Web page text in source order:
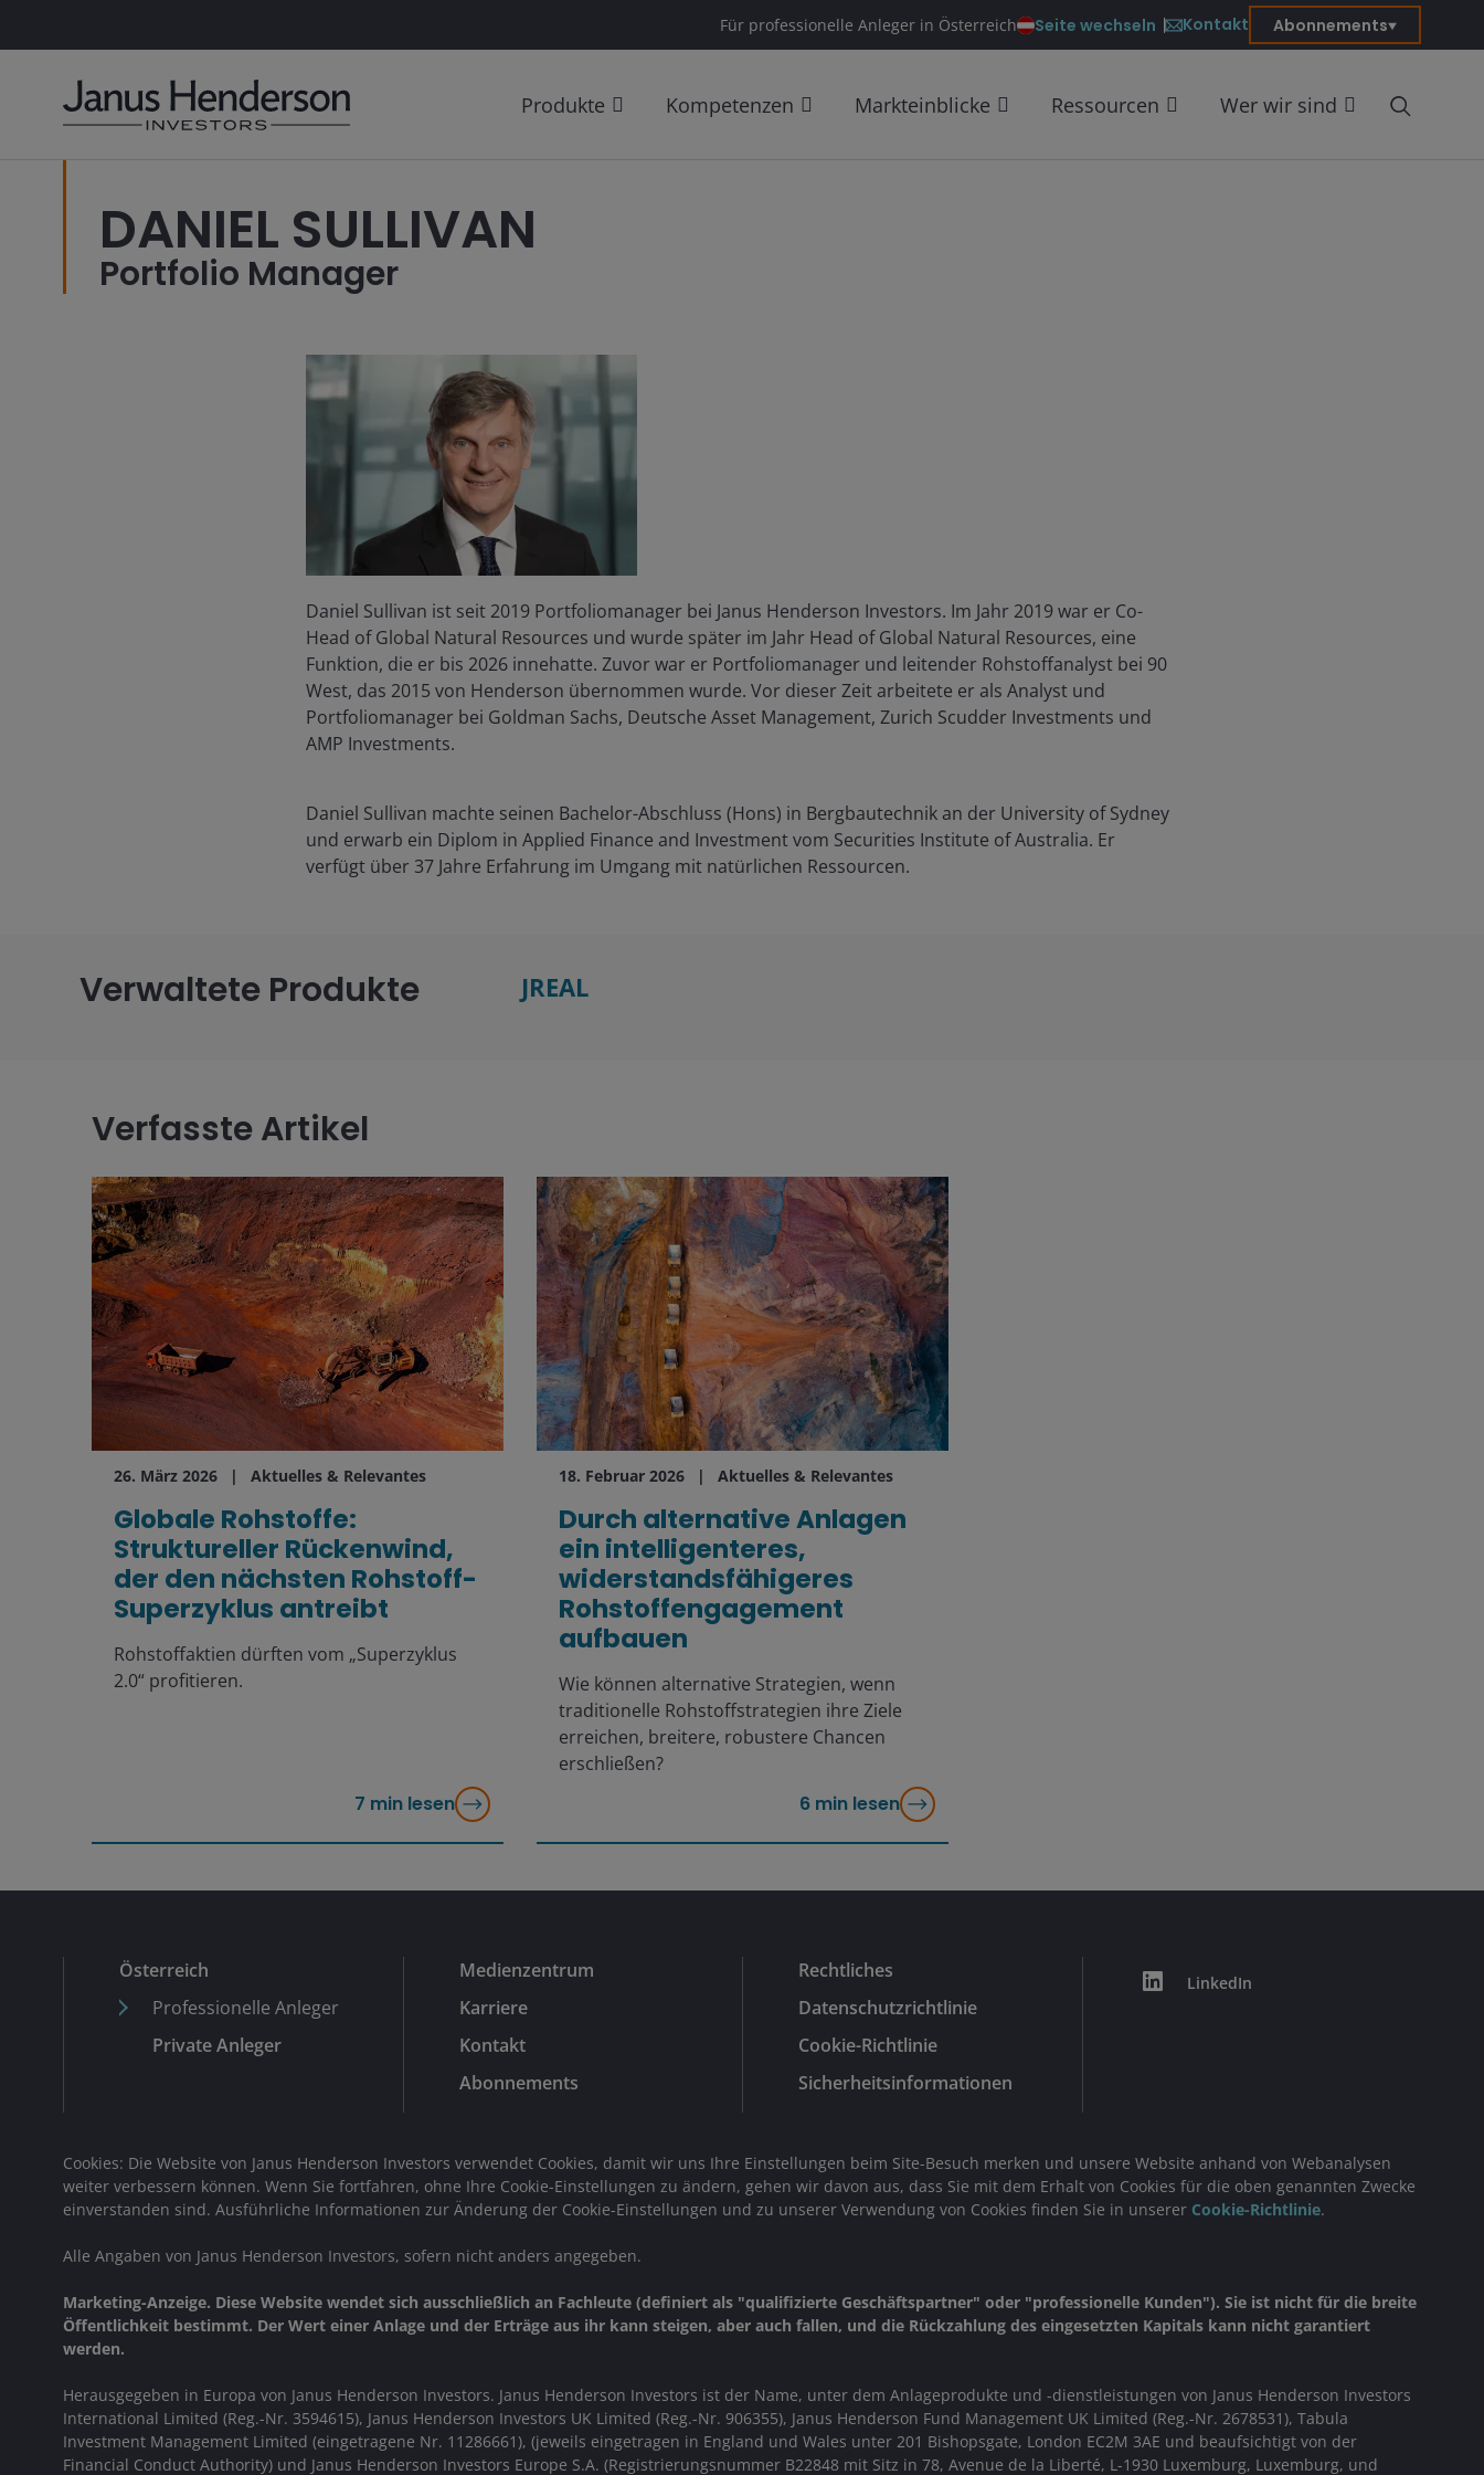
Für professionelle Anleger in Österreich Seite wechseln Kontakt Abonnements
Produkte Kompetenzen Markteinblicke Ressourcen Wer wir sind
DANIEL SULLIVAN
Portfolio Manager
Daniel Sullivan ist seit 2019 Portfoliomanager bei Janus Henderson Investors. Im Jahr 2019 war er Co-
Head of Global Natural Resources und wurde später im Jahr Head of Global Natural Resources, eine
Funktion, die er bis 2026 innehatte. Zuvor war er Portfoliomanager und leitender Rohstoffanalyst bei 90
West, das 2015 von Henderson übernommen wurde. Vor dieser Zeit arbeitete er als Analyst und
Portfoliomanager bei Goldman Sachs, Deutsche Asset Management, Zurich Scudder Investments und
AMP Investments.
Daniel Sullivan machte seinen Bachelor-Abschluss (Hons) in Bergbautechnik an der University of Sydney
und erwarb ein Diplom in Applied Finance and Investment vom Securities Institute of Australia. Er
verfügt über 37 Jahre Erfahrung im Umgang mit natürlichen Ressourcen.
Verwaltete Produkte JREAL
Verfasste Artikel
26. März 2026 Aktuelles & Relevantes
Globale Rohstoffe:
Struktureller Rückenwind,
der den nächsten Rohstoff-
Superzyklus antreibt
Rohstoffaktien dürften vom „Superzyklus
2.0“ profitieren.
7 min lesen
18. Februar 2026 Aktuelles & Relevantes
Durch alternative Anlagen
ein intelligenteres,
widerstandsfähigeres
Rohstoffengagement
aufbauen
Wie können alternative Strategien, wenn
traditionelle Rohstoffstrategien ihre Ziele
erreichen, breitere, robustere Chancen
erschließen?
6 min lesen
Österreich
Professionelle Anleger
Private Anleger
Medienzentrum
Karriere
Kontakt
Abonnements
Rechtliches
Datenschutzrichtlinie
Cookie-Richtlinie
Sicherheitsinformationen
LinkedIn
Cookies: Die Website von Janus Henderson Investors verwendet Cookies, damit wir uns Ihre Einstellungen beim Site-Besuch merken und unsere Website anhand von Webanalysen
weiter verbessern können. Wenn Sie fortfahren, ohne Ihre Cookie-Einstellungen zu ändern, gehen wir davon aus, dass Sie mit dem Erhalt von Cookies für die oben genannten Zwecke
einverstanden sind. Ausführliche Informationen zur Änderung der Cookie-Einstellungen und zu unserer Verwendung von Cookies finden Sie in unserer Cookie-Richtlinie.
Alle Angaben von Janus Henderson Investors, sofern nicht anders angegeben.
Marketing-Anzeige. Diese Website wendet sich ausschließlich an Fachleute (definiert als "qualifizierte Geschäftspartner" oder "professionelle Kunden"). Sie ist nicht für die breite
Öffentlichkeit bestimmt. Der Wert einer Anlage und der Erträge aus ihr kann steigen, aber auch fallen, und die Rückzahlung des eingesetzten Kapitals kann nicht garantiert
werden.
Herausgegeben in Europa von Janus Henderson Investors. Janus Henderson Investors ist der Name, unter dem Anlageprodukte und -dienstleistungen von Janus Henderson Investors
International Limited (Reg.-Nr. 3594615), Janus Henderson Investors UK Limited (Reg.-Nr. 906355), Janus Henderson Fund Management UK Limited (Reg.-Nr. 2678531), Tabula
Investment Management Limited (eingetragene Nr. 11286661), (jeweils eingetragen in England und Wales unter 201 Bishopsgate, London EC2M 3AE und beaufsichtigt von der
Financial Conduct Authority) und Janus Henderson Investors Europe S.A. (Registrierungsnummer B22848 mit Sitz in 78, Avenue de la Liberté, L-1930 Luxemburg, Luxemburg, und